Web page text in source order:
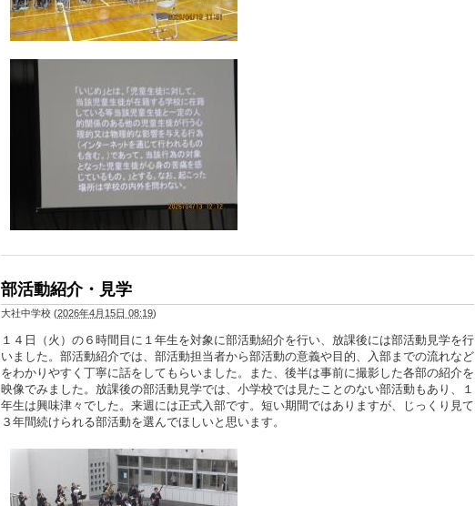
部活動紹介・見学
大社中学校 (2026年4月15日 08:19)
１４日（火）の６時間目に１年生を対象に部活動紹介を行い、放課後には部活動見学を行
いました。部活動紹介では、部活動担当者から部活動の意義や目的、入部までの流れなど
をわかりやすく丁寧に話をしてもらいました。また、後半は事前に撮影した各部の紹介を
映像でみました。放課後の部活動見学では、小学校では見たことのない部活動もあり、１
年生は興味津々でした。来週には正式入部です。短い期間ではありますが、じっくり見て
３年間続けられる部活動を選んでほしいと思います。